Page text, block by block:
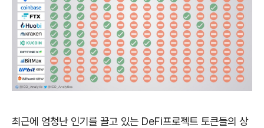
최근에 엄청난 인기를 끌고 있는 DeFi프로젝트 토큰들의 상